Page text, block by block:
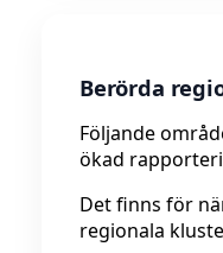
Berörda
Följande
ökad
Det finns för
regionala